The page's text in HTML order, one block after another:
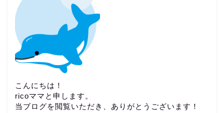
こんにちは！
ricoママと申します。
当ブログを閲覧いただき、ありがとうございます！